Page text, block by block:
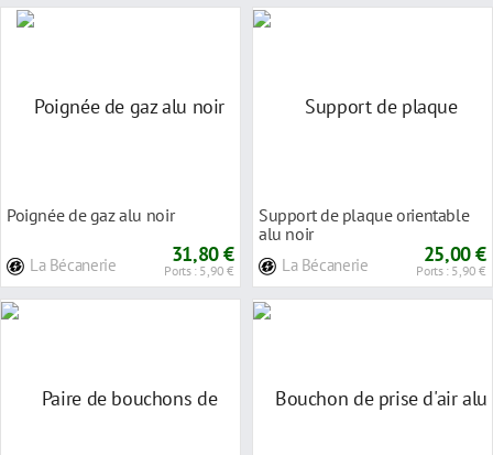
Poignée de gaz alu noir
La Bécanerie 31,80 €
Ports : 5,90 €
Support de plaque orientable
alu noir
La Bécanerie 25,00 €
Ports : 5,90 €